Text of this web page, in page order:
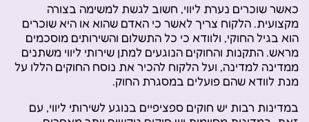
כאשר שוכרים נערת ליווי, חשוב לגשת למשימה בצורה
מקצועית. הלקוח צריך לאשר כי האדם שהוא או היא שוכרים
הוא בגיל החוקי, ולוודא כי כל התשלום והשירותים מוסכמים
מראש. התקנות והחוקים הנוגעים למתן שירותי ליווי משתנים
ממדינה למדינה, ועל הלקוח להכיר את נוסח החוקים הללו על
מנת לוודא שהם פועלים במסגרת החוק.
במדינות רבות יש חוקים ספציפיים בנוגע לשירותי ליווי, עם